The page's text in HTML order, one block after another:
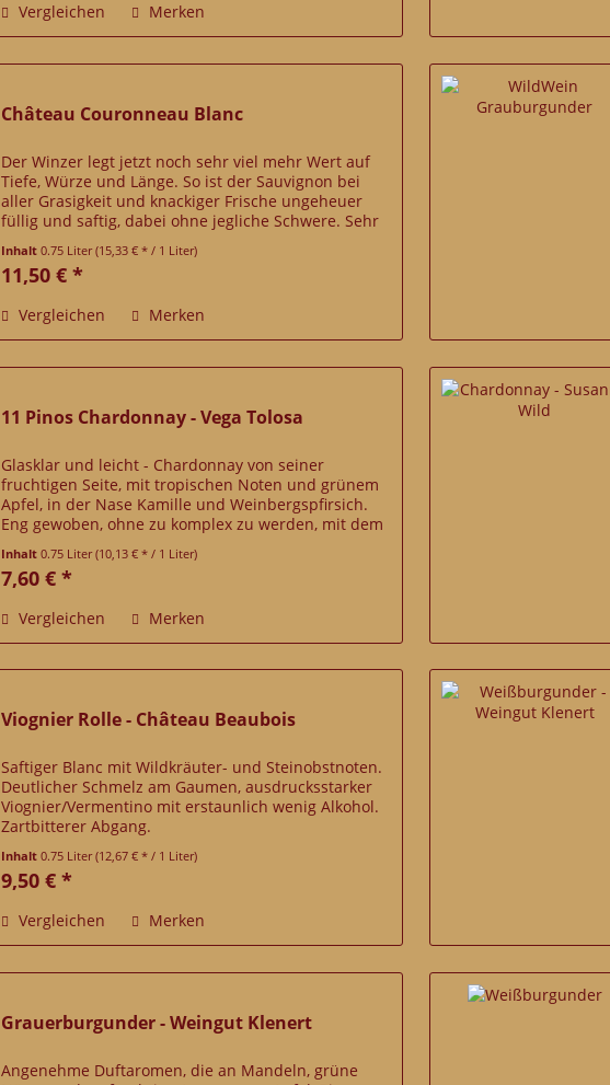
Vergleichen Merken
Château Couronneau Blanc
Der Winzer legt jetzt noch sehr viel mehr Wert auf
Tiefe, Würze und Länge. So ist der Sauvignon bei
aller Grasigkeit und knackiger Frische ungeheuer
füllig und saftig, dabei ohne jegliche Schwere. Sehr
Inhalt0.75 Liter(15,33 € * / 1 Liter)
11,50 € *
Vergleichen Merken
11 Pinos Chardonnay - Vega Tolosa
Glasklar und leicht - Chardonnay von seiner
fruchtigen Seite, mit tropischen Noten und grünem
Apfel, in der Nase Kamille und Weinbergspfirsich.
Eng gewoben, ohne zu komplex zu werden, mit dem
Inhalt0.75 Liter(10,13 € * / 1 Liter)
7,60 € *
Vergleichen Merken
Viognier Rolle - Château Beaubois
Saftiger Blanc mit Wildkräuter- und Steinobstnoten.
Deutlicher Schmelz am Gaumen, ausdrucksstarker
Viognier/Vermentino mit erstaunlich wenig Alkohol.
Zartbitterer Abgang.
Inhalt0.75 Liter(12,67 € * / 1 Liter)
9,50 € *
Vergleichen Merken
Grauerburgunder - Weingut Klenert
Angenehme Duftaromen, die an Mandeln, grüne